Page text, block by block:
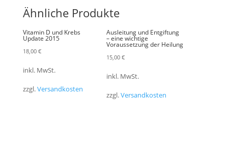
Ähnliche Produkte
Vitamin D und Krebs
Update 2015
18,00 €
inkl. MwSt.
zzgl.Versandkosten
Ausleitung und Entgiftung
– eine wichtige
Voraussetzung der Heilung
15,00 €
inkl. MwSt.
zzgl.Versandkosten